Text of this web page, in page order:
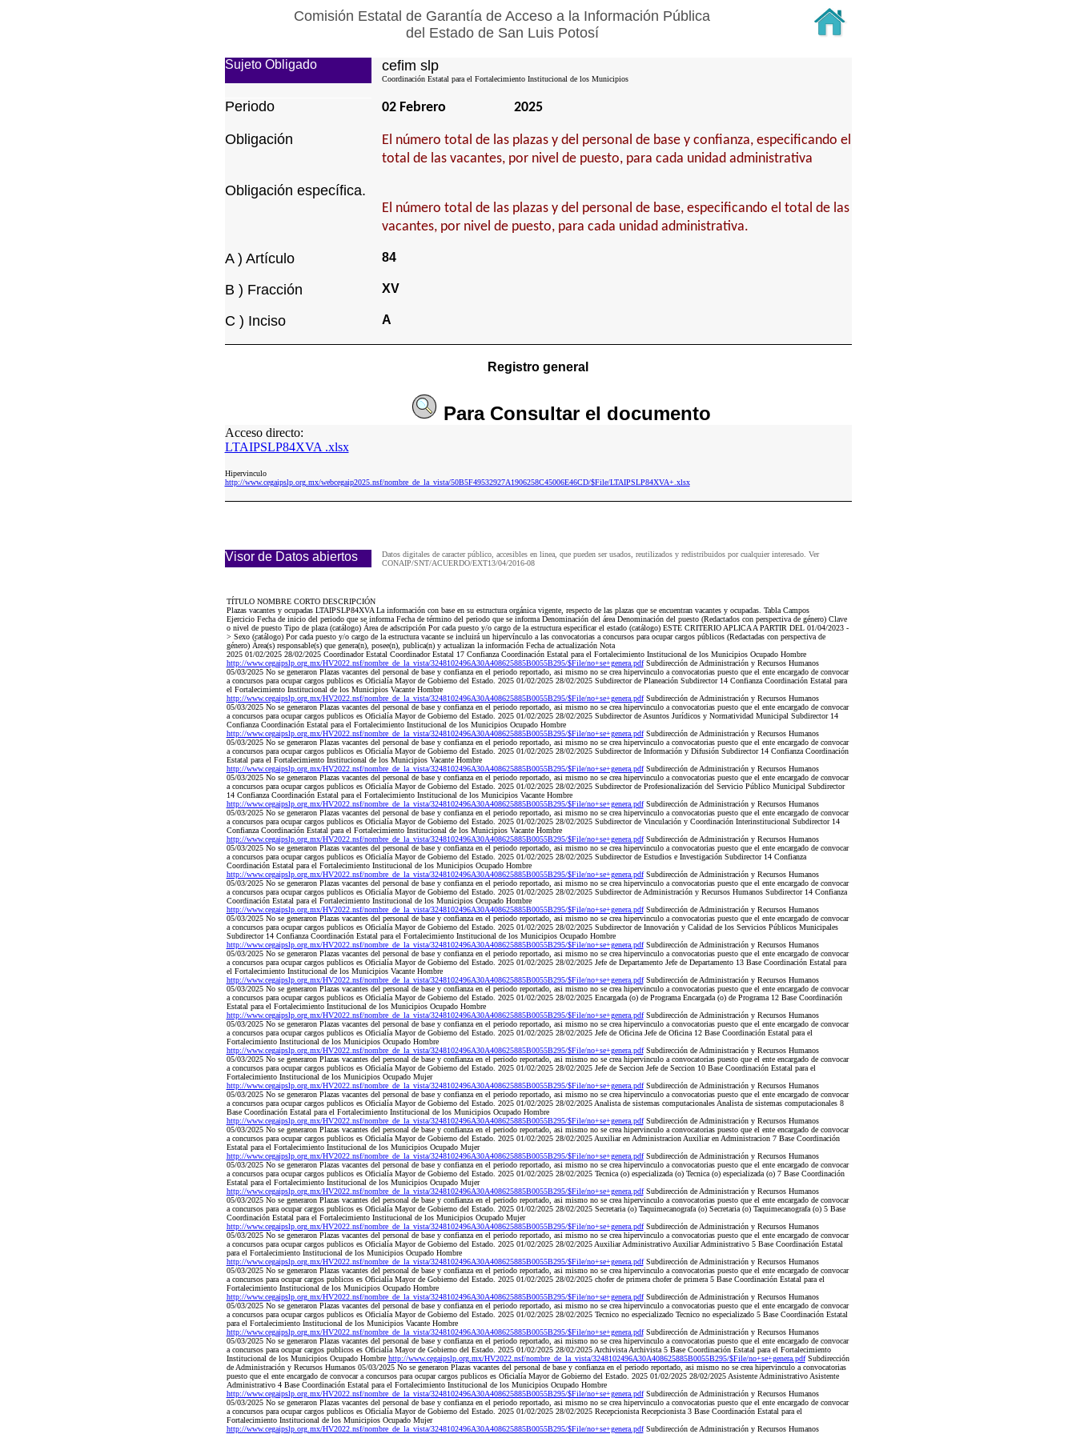
Comisión Estatal de Garantía de Acceso a la Información Pública
del Estado de San Luis Potosí
Sujeto Obligado cefim slp
Coordinación Estatal para el Fortalecimiento Institucional de los Municipios
Periodo 02 Febrero 2025
Obligación
El número total de las plazas y del personal de base y confianza, especificando el
total de las vacantes, por nivel de puesto, para cada unidad administrativa
Obligación específica.
El número total de las plazas y del personal de base, especificando el total de las
vacantes, por nivel de puesto, para cada unidad administrativa.
A ) Artículo 84
B ) Fracción XV
C ) Inciso A
Registro general
Para Consultarel documento
Acceso directo:
LTAIPSLP84XVA .xlsx
Hipervinculo
http://www.cegaipslp.org.mx/webcegaip2025.nsf/nombre_de_la_vista/50B5F49532927A1906258C45006E46CD/$File/LTAIPSLP84XVA+.xlsx
Visor de Datos abiertos
Datos digitales de caracter público, accesibles en linea, que pueden ser usados, reutilizados y redistribuidos por cualquier interesado. Ver
CONAIP/SNT/ACUERDO/EXT13/04/2016-08
TÍTULO NOMBRE CORTO DESCRIPCIÓN
Plazas vacantes y ocupadas LTAIPSLP84XVA La información con base en su estructura orgánica vigente, respecto de las plazas que se encuentran vacantes y ocupadas. Tabla Campos
Ejercicio Fecha de inicio del periodo que se informa Fecha de término del periodo que se informa Denominación del área Denominación del puesto (Redactados con perspectiva de género) Clave
o nivel de puesto Tipo de plaza (catálogo) Área de adscripción Por cada puesto y/o cargo de la estructura especificar el estado (catálogo) ESTE CRITERIO APLICA A PARTIR DEL 01/04/2023 -
> Sexo (catálogo) Por cada puesto y/o cargo de la estructura vacante se incluirá un hipervínculo a las convocatorias a concursos para ocupar cargos públicos (Redactadas con perspectiva de
género) Área(s) responsable(s) que genera(n), posee(n), publica(n) y actualizan la información Fecha de actualización Nota
2025 01/02/2025 28/02/2025 Coordinador Estatal Coordinador Estatal 17 Confianza Coordinación Estatal para el Fortalecimiento Institucional de los Municipios Ocupado Hombre
http://www.cegaipslp.org.mx/HV2022.nsf/nombre_de_la_vista/3248102496A30A408625885B0055B295/$File/no+se+genera.pdfSubdirección de Administración y Recursos Humanos
05/03/2025 No se generaron Plazas vacantes del personal de base y confianza en el periodo reportado, asi mismo no se crea hipervinculo a convocatorias puesto que el ente encargado de convocar
a concursos para ocupar cargos publicos es Oficialía Mayor de Gobierno del Estado. 2025 01/02/2025 28/02/2025 Subdirector de Planeación Subdirector 14 Confianza Coordinación Estatal para
el Fortalecimiento Institucional de los Municipios Vacante Hombre
http://www.cegaipslp.org.mx/HV2022.nsf/nombre_de_la_vista/3248102496A30A408625885B0055B295/$File/no+se+genera.pdfSubdirección de Administración y Recursos Humanos
05/03/2025 No se generaron Plazas vacantes del personal de base y confianza en el periodo reportado, asi mismo no se crea hipervinculo a convocatorias puesto que el ente encargado de convocar
a concursos para ocupar cargos publicos es Oficialía Mayor de Gobierno del Estado. 2025 01/02/2025 28/02/2025 Subdirector de Asuntos Jurídicos y Normatividad Municipal Subdirector 14
Confianza Coordinación Estatal para el Fortalecimiento Institucional de los Municipios Ocupado Hombre
http://www.cegaipslp.org.mx/HV2022.nsf/nombre_de_la_vista/3248102496A30A408625885B0055B295/$File/no+se+genera.pdfSubdirección de Administración y Recursos Humanos
05/03/2025 No se generaron Plazas vacantes del personal de base y confianza en el periodo reportado, asi mismo no se crea hipervinculo a convocatorias puesto que el ente encargado de convocar
a concursos para ocupar cargos publicos es Oficialía Mayor de Gobierno del Estado. 2025 01/02/2025 28/02/2025 Subdirector de Información y Difusión Subdirector 14 Confianza Coordinación
Estatal para el Fortalecimiento Institucional de los Municipios Vacante Hombre
http://www.cegaipslp.org.mx/HV2022.nsf/nombre_de_la_vista/3248102496A30A408625885B0055B295/$File/no+se+genera.pdfSubdirección de Administración y Recursos Humanos
05/03/2025 No se generaron Plazas vacantes del personal de base y confianza en el periodo reportado, asi mismo no se crea hipervinculo a convocatorias puesto que el ente encargado de convocar
a concursos para ocupar cargos publicos es Oficialía Mayor de Gobierno del Estado. 2025 01/02/2025 28/02/2025 Subdirector de Profesionalización del Servicio Público Municipal Subdirector
14 Confianza Coordinación Estatal para el Fortalecimiento Institucional de los Municipios Vacante Hombre
http://www.cegaipslp.org.mx/HV2022.nsf/nombre_de_la_vista/3248102496A30A408625885B0055B295/$File/no+se+genera.pdfSubdirección de Administración y Recursos Humanos
05/03/2025 No se generaron Plazas vacantes del personal de base y confianza en el periodo reportado, asi mismo no se crea hipervinculo a convocatorias puesto que el ente encargado de convocar
a concursos para ocupar cargos publicos es Oficialía Mayor de Gobierno del Estado. 2025 01/02/2025 28/02/2025 Subdirector de Vinculación y Coordinación Interinstitucional Subdirector 14
Confianza Coordinación Estatal para el Fortalecimiento Institucional de los Municipios Vacante Hombre
http://www.cegaipslp.org.mx/HV2022.nsf/nombre_de_la_vista/3248102496A30A408625885B0055B295/$File/no+se+genera.pdfSubdirección de Administración y Recursos Humanos
05/03/2025 No se generaron Plazas vacantes del personal de base y confianza en el periodo reportado, asi mismo no se crea hipervinculo a convocatorias puesto que el ente encargado de convocar
a concursos para ocupar cargos publicos es Oficialía Mayor de Gobierno del Estado. 2025 01/02/2025 28/02/2025 Subdirector de Estudios e Investigación Subdirector 14 Confianza
Coordinación Estatal para el Fortalecimiento Institucional de los Municipios Ocupado Hombre
http://www.cegaipslp.org.mx/HV2022.nsf/nombre_de_la_vista/3248102496A30A408625885B0055B295/$File/no+se+genera.pdfSubdirección de Administración y Recursos Humanos
05/03/2025 No se generaron Plazas vacantes del personal de base y confianza en el periodo reportado, asi mismo no se crea hipervinculo a convocatorias puesto que el ente encargado de convocar
a concursos para ocupar cargos publicos es Oficialía Mayor de Gobierno del Estado. 2025 01/02/2025 28/02/2025 Subdirector de Administración y Recursos Humanos Subdirector 14 Confianza
Coordinación Estatal para el Fortalecimiento Institucional de los Municipios Ocupado Hombre
http://www.cegaipslp.org.mx/HV2022.nsf/nombre_de_la_vista/3248102496A30A408625885B0055B295/$File/no+se+genera.pdfSubdirección de Administración y Recursos Humanos
05/03/2025 No se generaron Plazas vacantes del personal de base y confianza en el periodo reportado, asi mismo no se crea hipervinculo a convocatorias puesto que el ente encargado de convocar
a concursos para ocupar cargos publicos es Oficialía Mayor de Gobierno del Estado. 2025 01/02/2025 28/02/2025 Subdirector de Innovación y Calidad de los Servicios Públicos Municipales
Subdirector 14 Confianza Coordinación Estatal para el Fortalecimiento Institucional de los Municipios Ocupado Hombre
http://www.cegaipslp.org.mx/HV2022.nsf/nombre_de_la_vista/3248102496A30A408625885B0055B295/$File/no+se+genera.pdfSubdirección de Administración y Recursos Humanos
05/03/2025 No se generaron Plazas vacantes del personal de base y confianza en el periodo reportado, asi mismo no se crea hipervinculo a convocatorias puesto que el ente encargado de convocar
a concursos para ocupar cargos publicos es Oficialía Mayor de Gobierno del Estado. 2025 01/02/2025 28/02/2025 Jefe de Departamento Jefe de Departamento 13 Base Coordinación Estatal para
el Fortalecimiento Institucional de los Municipios Vacante Hombre
http://www.cegaipslp.org.mx/HV2022.nsf/nombre_de_la_vista/3248102496A30A408625885B0055B295/$File/no+se+genera.pdfSubdirección de Administración y Recursos Humanos
05/03/2025 No se generaron Plazas vacantes del personal de base y confianza en el periodo reportado, asi mismo no se crea hipervinculo a convocatorias puesto que el ente encargado de convocar
a concursos para ocupar cargos publicos es Oficialía Mayor de Gobierno del Estado. 2025 01/02/2025 28/02/2025 Encargada (o) de Programa Encargada (o) de Programa 12 Base Coordinación
Estatal para el Fortalecimiento Institucional de los Municipios Ocupado Hombre
http://www.cegaipslp.org.mx/HV2022.nsf/nombre_de_la_vista/3248102496A30A408625885B0055B295/$File/no+se+genera.pdfSubdirección de Administración y Recursos Humanos
05/03/2025 No se generaron Plazas vacantes del personal de base y confianza en el periodo reportado, asi mismo no se crea hipervinculo a convocatorias puesto que el ente encargado de convocar
a concursos para ocupar cargos publicos es Oficialía Mayor de Gobierno del Estado. 2025 01/02/2025 28/02/2025 Jefe de Oficina Jefe de Oficina 12 Base Coordinación Estatal para el
Fortalecimiento Institucional de los Municipios Ocupado Hombre
http://www.cegaipslp.org.mx/HV2022.nsf/nombre_de_la_vista/3248102496A30A408625885B0055B295/$File/no+se+genera.pdfSubdirección de Administración y Recursos Humanos
05/03/2025 No se generaron Plazas vacantes del personal de base y confianza en el periodo reportado, asi mismo no se crea hipervinculo a convocatorias puesto que el ente encargado de convocar
a concursos para ocupar cargos publicos es Oficialía Mayor de Gobierno del Estado. 2025 01/02/2025 28/02/2025 Jefe de Seccion Jefe de Seccion 10 Base Coordinación Estatal para el
Fortalecimiento Institucional de los Municipios Ocupado Mujer
http://www.cegaipslp.org.mx/HV2022.nsf/nombre_de_la_vista/3248102496A30A408625885B0055B295/$File/no+se+genera.pdfSubdirección de Administración y Recursos Humanos
05/03/2025 No se generaron Plazas vacantes del personal de base y confianza en el periodo reportado, asi mismo no se crea hipervinculo a convocatorias puesto que el ente encargado de convocar
a concursos para ocupar cargos publicos es Oficialía Mayor de Gobierno del Estado. 2025 01/02/2025 28/02/2025 Analista de sistemas computacionales Analista de sistemas computacionales 8
Base Coordinación Estatal para el Fortalecimiento Institucional de los Municipios Ocupado Hombre
http://www.cegaipslp.org.mx/HV2022.nsf/nombre_de_la_vista/3248102496A30A408625885B0055B295/$File/no+se+genera.pdfSubdirección de Administración y Recursos Humanos
05/03/2025 No se generaron Plazas vacantes del personal de base y confianza en el periodo reportado, asi mismo no se crea hipervinculo a convocatorias puesto que el ente encargado de convocar
a concursos para ocupar cargos publicos es Oficialía Mayor de Gobierno del Estado. 2025 01/02/2025 28/02/2025 Auxiliar en Administracion Auxiliar en Administracion 7 Base Coordinación
Estatal para el Fortalecimiento Institucional de los Municipios Ocupado Mujer
http://www.cegaipslp.org.mx/HV2022.nsf/nombre_de_la_vista/3248102496A30A408625885B0055B295/$File/no+se+genera.pdfSubdirección de Administración y Recursos Humanos
05/03/2025 No se generaron Plazas vacantes del personal de base y confianza en el periodo reportado, asi mismo no se crea hipervinculo a convocatorias puesto que el ente encargado de convocar
a concursos para ocupar cargos publicos es Oficialía Mayor de Gobierno del Estado. 2025 01/02/2025 28/02/2025 Tecnica (o) especializada (o) Tecnica (o) especializada (o) 7 Base Coordinación
Estatal para el Fortalecimiento Institucional de los Municipios Ocupado Mujer
http://www.cegaipslp.org.mx/HV2022.nsf/nombre_de_la_vista/3248102496A30A408625885B0055B295/$File/no+se+genera.pdfSubdirección de Administración y Recursos Humanos
05/03/2025 No se generaron Plazas vacantes del personal de base y confianza en el periodo reportado, asi mismo no se crea hipervinculo a convocatorias puesto que el ente encargado de convocar
a concursos para ocupar cargos publicos es Oficialía Mayor de Gobierno del Estado. 2025 01/02/2025 28/02/2025 Secretaria (o) Taquimecanografa (o) Secretaria (o) Taquimecanografa (o) 5 Base
Coordinación Estatal para el Fortalecimiento Institucional de los Municipios Ocupado Mujer
http://www.cegaipslp.org.mx/HV2022.nsf/nombre_de_la_vista/3248102496A30A408625885B0055B295/$File/no+se+genera.pdfSubdirección de Administración y Recursos Humanos
05/03/2025 No se generaron Plazas vacantes del personal de base y confianza en el periodo reportado, asi mismo no se crea hipervinculo a convocatorias puesto que el ente encargado de convocar
a concursos para ocupar cargos publicos es Oficialía Mayor de Gobierno del Estado. 2025 01/02/2025 28/02/2025 Auxiliar Administrativo Auxiliar Administrativo 5 Base Coordinación Estatal
para el Fortalecimiento Institucional de los Municipios Ocupado Hombre
http://www.cegaipslp.org.mx/HV2022.nsf/nombre_de_la_vista/3248102496A30A408625885B0055B295/$File/no+se+genera.pdfSubdirección de Administración y Recursos Humanos
05/03/2025 No se generaron Plazas vacantes del personal de base y confianza en el periodo reportado, asi mismo no se crea hipervinculo a convocatorias puesto que el ente encargado de convocar
a concursos para ocupar cargos publicos es Oficialía Mayor de Gobierno del Estado. 2025 01/02/2025 28/02/2025 chofer de primera chofer de primera 5 Base Coordinación Estatal para el
Fortalecimiento Institucional de los Municipios Ocupado Hombre
http://www.cegaipslp.org.mx/HV2022.nsf/nombre_de_la_vista/3248102496A30A408625885B0055B295/$File/no+se+genera.pdfSubdirección de Administración y Recursos Humanos
05/03/2025 No se generaron Plazas vacantes del personal de base y confianza en el periodo reportado, asi mismo no se crea hipervinculo a convocatorias puesto que el ente encargado de convocar
a concursos para ocupar cargos publicos es Oficialía Mayor de Gobierno del Estado. 2025 01/02/2025 28/02/2025 Tecnico no especializado Tecnico no especializado 5 Base Coordinación Estatal
para el Fortalecimiento Institucional de los Municipios Vacante Hombre
http://www.cegaipslp.org.mx/HV2022.nsf/nombre_de_la_vista/3248102496A30A408625885B0055B295/$File/no+se+genera.pdfSubdirección de Administración y Recursos Humanos
05/03/2025 No se generaron Plazas vacantes del personal de base y confianza en el periodo reportado, asi mismo no se crea hipervinculo a convocatorias puesto que el ente encargado de convocar
a concursos para ocupar cargos publicos es Oficialía Mayor de Gobierno del Estado. 2025 01/02/2025 28/02/2025 Archivista Archivista 5 Base Coordinación Estatal para el Fortalecimiento
Institucional de los Municipios Ocupado Hombre http://www.cegaipslp.org.mx/HV2022.nsf/nombre_de_la_vista/3248102496A30A408625885B0055B295/$File/no+se+genera.pdfSubdirección
de Administración y Recursos Humanos 05/03/2025 No se generaron Plazas vacantes del personal de base y confianza en el periodo reportado, asi mismo no se crea hipervinculo a convocatorias
puesto que el ente encargado de convocar a concursos para ocupar cargos publicos es Oficialía Mayor de Gobierno del Estado. 2025 01/02/2025 28/02/2025 Asistente Administrativo Asistente
Administrativo 4 Base Coordinación Estatal para el Fortalecimiento Institucional de los Municipios Ocupado Hombre
http://www.cegaipslp.org.mx/HV2022.nsf/nombre_de_la_vista/3248102496A30A408625885B0055B295/$File/no+se+genera.pdfSubdirección de Administración y Recursos Humanos
05/03/2025 No se generaron Plazas vacantes del personal de base y confianza en el periodo reportado, asi mismo no se crea hipervinculo a convocatorias puesto que el ente encargado de convocar
a concursos para ocupar cargos publicos es Oficialía Mayor de Gobierno del Estado. 2025 01/02/2025 28/02/2025 Recepcionista Recepcionista 3 Base Coordinación Estatal para el
Fortalecimiento Institucional de los Municipios Ocupado Mujer
http://www.cegaipslp.org.mx/HV2022.nsf/nombre_de_la_vista/3248102496A30A408625885B0055B295/$File/no+se+genera.pdfSubdirección de Administración y Recursos Humanos